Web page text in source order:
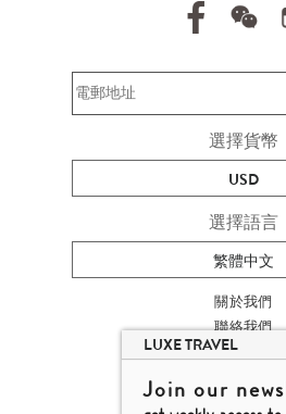
選擇貨幣
USD
選擇語言
繁體中文
關於我們
聯絡我們
加入我們
旅遊網站地
楊廸深品味
LUXE TRAVEL
Join our